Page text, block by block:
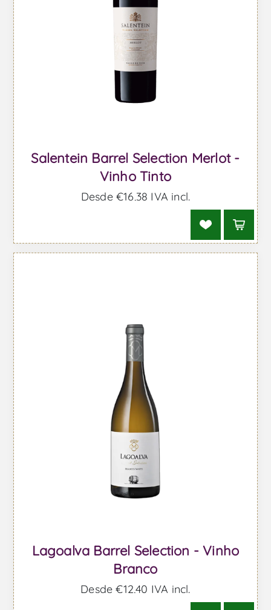
Salentein Barrel Selection Merlot -
Vinho Tinto
Desde €16,38 IVA incl.
Lagoalva Barrel Selection - Vinho
Branco
Desde €12,40 IVA incl.